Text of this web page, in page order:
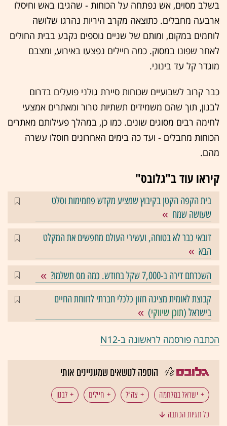
בשלב מסוים, אש נפתחה על הכוחות - שהגיבו באש וחיסלו
ארבעה מחבלים. כתוצאה מקרב היריות נהרגו שלושה
לוחמים במקום, ומותם של שניים נוספים נקבע בבית החולים
לאחר שפונו במסוק. כמה חיילים נפצעו באירוע, ומצבם
מוגדר קל עד בינוני.
כבר קרוב לשבועיים שכוחות סיירת גולני פועלים בדרום
לבנון, תוך שהם משמידים תשתיות טרור ומאתרים אמצעי
לחימה רבים מסוגים שונים. כמו כן, במהלך פעילותם מאתרים
הכוחות מחבלים - ועד כה בימים האחרונים חוסלו עשרה
מהם.
קיראו עוד ב"גלובס"
בית הקפה הקטן בקיבוץ שמציע מקדש פחמימות וסלט
שעושה שמח
דובאי כבר לא בטוחה, ועשירי העולם מחפשים את המקלט
הבא
השכרתם דירה ב-7,000 שקל בחודש. כמה מס תשלמו?
קבוצת לאומית מציגה חזון כלכלי חברתי לרווחת החיים
בישראל (תוכן שיווקי)
הכתבה פורסמה לראשונה ב-N12
הוספה לנושאים שמעניינים אותי
ישראל במלחמה צה"ל חיילים לבנון
כל תגיות הכתבה